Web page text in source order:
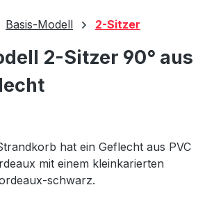
Basis-Modell 2-Sitzer
2-Sitzer 90° aus